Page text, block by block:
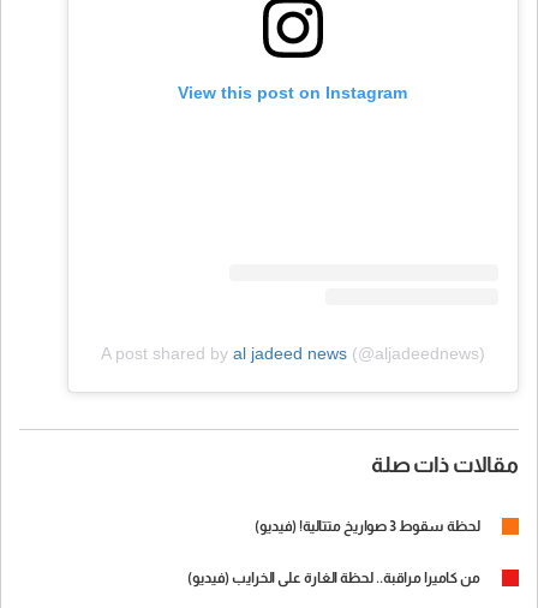
View this post on Instagram
A post shared by al jadeed news(@aljadeednews)
مقالات ذات صلة
لحظة سقوط 3 صواريخ متتالية! (فيديو)
من كاميرا مراقبة.. لحظة الغارة على الخرايب (فيديو)